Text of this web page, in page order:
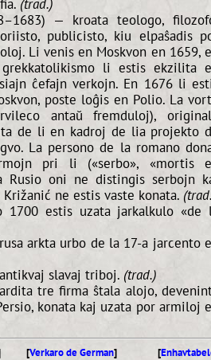
(trad.)
— kroata teologo,
publicisto, kiu elpaŝadis
Li venis en Moskvon en 1659,
li estis ekzilita
ĉefajn verkojn. En 1676 li
poste loĝis en Polio. La
antaŭ fremduloj),
de li en kadroj de lia projekto
La persono de la romano
pri li («serbo», «mortis
Rusio oni ne distingis serbojn
ne estis vaste konata.
1700 estis uzata jarkalkulo «de
arkta urbo de la 17-a jarcento
slavaj triboj. (trad.)
tre firma ŝtala alojo,
konata kaj uzata por armiloj
[Verkaro de German] [